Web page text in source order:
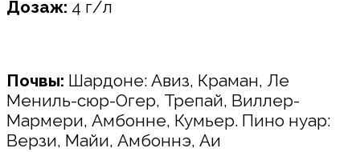
Дозаж: 4 г/л
Почвы: Шардоне: Авиз, Краман, Ле
Мениль-сюр-Огер, Трепай, Виллер-
Мармери, Амбонне, Кумьер. Пино нуар:
Верзи, Майи, Амбоннэ, Аи